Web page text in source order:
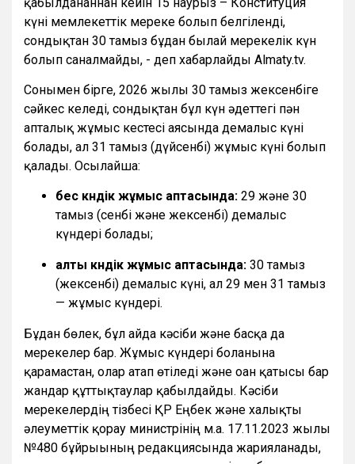
күні мемлекеттік мереке болып белгіленді,
сондықтан 30 тамыз бұдан былай мерекелік күн
болып саналмайды, - деп хабарлайды Almaty.tv.
Сонымен бірге, 2026 жылғы 30 тамыз жексенбіге
сәйкес келеді, сондықтан бұл күн әдеттегі пән
апталық жұмыс кестесі аясында демалыс күні
болады, ал 31 тамыз (дүйсенбі) жұмыс күні болып
қалады. Осылайша:
бес күндік жұмыс аптасында: 29 және 30
тамыз (сенбі және жексенбі) демалыс
күндері болады;
алты күндік жұмыс аптасында: 30 тамыз
(жексенбі) демалыс күні, ал 29 мен 31 тамыз
— жұмыс күндері.
Бұдан бөлек, бұл айда кәсіби және басқа да
мерекелер бар. Жұмыс күндері болғанына
қарамастан, олар атап өтіледі және оған қатысы бар
жандар құттықтаулар қабылдайды. Кәсіби
мерекелердің тізбесі ҚР Еңбек және халықты
әлеуметтік қорғау министрінің м.а. 17.11.2023 жылғы
№480 бұйрығының редакциясында жарияланады,